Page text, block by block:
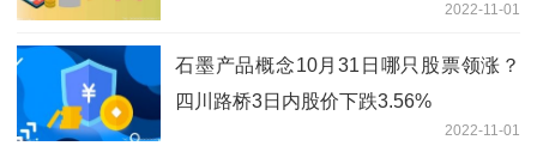
2022-11-01
石墨产品概念10月31日哪只股票领涨？
四川路桥3日内股价下跌3.56%
2022-11-01